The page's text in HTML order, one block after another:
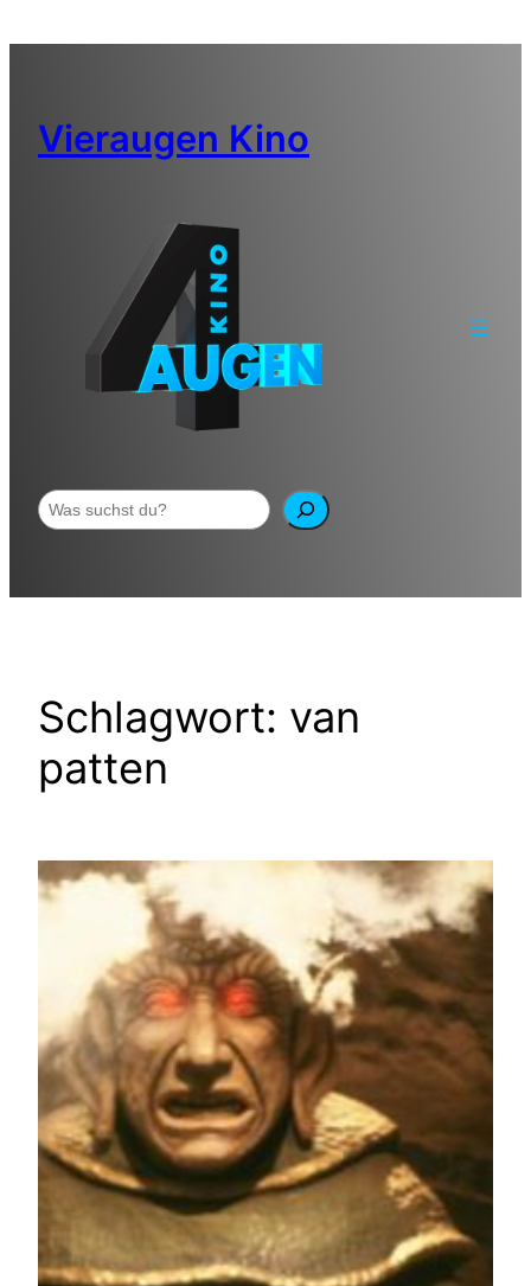
Vieraugen Kino
Suchen
Schlagwort: van
patten